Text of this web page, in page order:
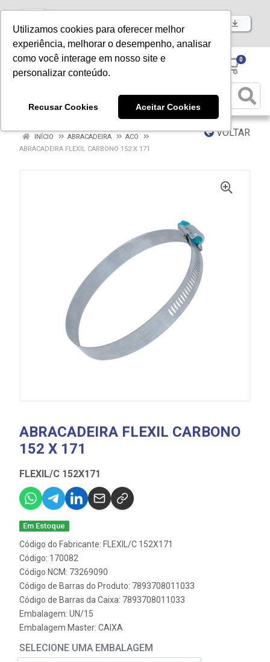
Utilizamos cookies para oferecer melhor
experiência, melhorar o desempenho, analisar
como você interage em nosso site e
personalizar conteúdo.
Recusar Cookies Aceitar Cookies
Baixe já nosso APP
0
VOLTAR
INÍCIO ABRACADEIRA
ACO
ABRACADEIRA FLEXIL CARBONO 152 X 171
ABRACADEIRA FLEXIL CARBONO
152 X 171
FLEXIL/C 152X171
Em Estoque
Código do Fabricante: FLEXIL/C 152X171
Código: 170082
Código NCM: 73269090
Código de Barras do Produto: 7893708011033
Código de Barras da Caixa: 7893708011033
Embalagem: UN/15
Embalagem Master: CAIXA
SELECIONE UMA EMBALAGEM